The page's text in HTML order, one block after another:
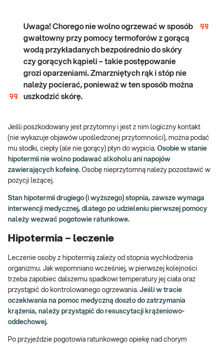
Uwaga! Chorego nie wolno ogrzewać w sposób
gwałtowny przy pomocy termoforów z gorącą
wodą przykładanych bezpośrednio do skóry
czy gorących kąpieli – takie postępowanie
grozi oparzeniami. Zmarzniętych rąk i stóp nie
należy pocierać, ponieważ w ten sposób można
uszkodzić skórę.
Jeśli poszkodowany jest przytomny i jest z nim logiczny kontakt
(nie wykazuje objawów upośledzonej przytomności), można podać
mu słodki, ciepły (ale nie gorący) płyn do wypicia. Osobie w stanie
hipotermii nie wolno podawać alkoholu ani napojów
zawierających kofeinę. Osobę nieprzytomną należy pozostawić w
pozycji leżącej.
Stan hipotermii drugiego (i wyższego) stopnia, zawsze wymaga
interwencji medycznej, dlatego po udzieleniu pierwszej pomocy
należy wezwać pogotowie ratunkowe.
Hipotermia – leczenie
Leczenie osoby z hipotermią zależy od stopnia wychłodzenia
organizmu. Jak wspomniano wcześniej, w pierwszej kolejności
trzeba zapobiec dalszemu spadkowi temperatury jej ciała oraz
przystąpić do kontrolowanego ogrzewania. Jeśli w tracie
oczekiwania na pomoc medyczną doszło do zatrzymania
krążenia, należy przystąpić do resuscytacji krążeniowo-
oddechowej.
Po przyjeździe pogotowia ratunkowego opiekę nad chorym